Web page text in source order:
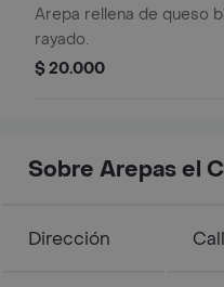
Arepa rellena de queso
rayado.
$ 20.000
Sobre Arepas el
Dirección